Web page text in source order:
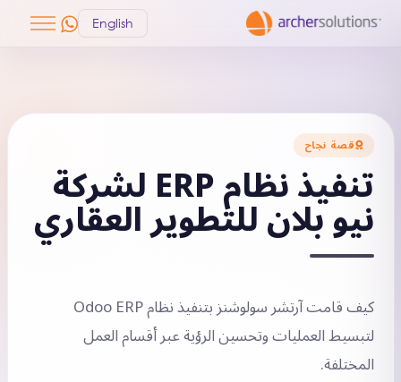
English
قصة نجاح
تنفيذ نظام ERP لشركة
نيو بلان للتطوير العقاري
كيف قامت آرتشر سولوشنز بتنفيذ نظام Odoo ERP
لتبسيط العمليات وتحسين الرؤية عبر أقسام العمل
المختلفة.